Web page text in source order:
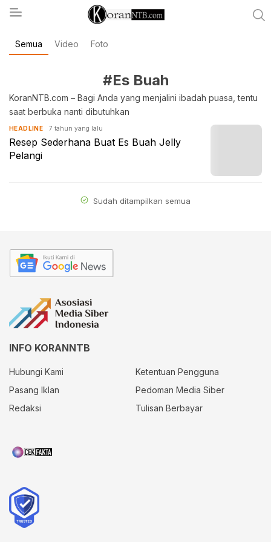
koranntb.com
Semua Video Foto
#Es Buah
KoranNTB.com – Bagi Anda yang menjalini ibadah puasa, tentu
saat berbuka nanti dibutuhkan
HEADLINE 7 tahun yang lalu
Resep Sederhana Buat Es Buah Jelly
Pelangi
Sudah ditampilkan semua
INFO KORANNTB
Hubungi Kami
Ketentuan Pengguna
Pasang Iklan
Pedoman Media Siber
Redaksi
Tulisan Berbayar